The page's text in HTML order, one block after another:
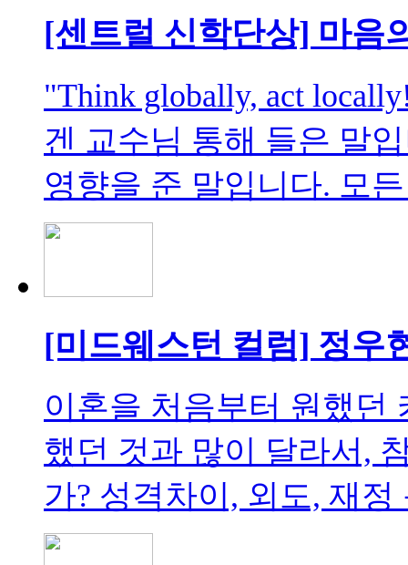
[센트럴 신학단상] 마음
"Think globally, act
겐 교수님 통해 들은 말
영향을 준 말입니다. 모
[미드웨스턴 컬럼] 정우
이혼을 처음부터 원했던
했던 것과 많이 달라서,
가? 성격차이, 외도, 재